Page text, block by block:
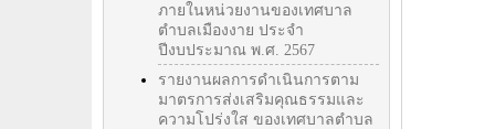
ภายในหน่วยงานของเทศบาล
ตำบลเมืองงาย ประจำ
ปีงบประมาณ พ.ศ. 2567
รายงานผลการดำเนินการตาม
มาตรการส่งเสริมคุณธรรมและ
ความโปร่งใส ของเทศบาลตำบล